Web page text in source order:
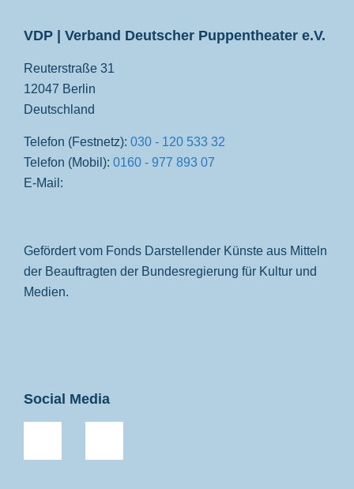
VDP | Verband Deutscher Puppentheater e.V.
Reuterstraße 31
12047 Berlin
Deutschland
Telefon (Festnetz): 030 - 120 533 32
Telefon (Mobil): 0160 - 977 893 07
E-Mail:
Gefördert vom Fonds Darstellender Künste aus Mitteln
der Beauftragten der Bundesregierung für Kultur und
Medien.
Social Media